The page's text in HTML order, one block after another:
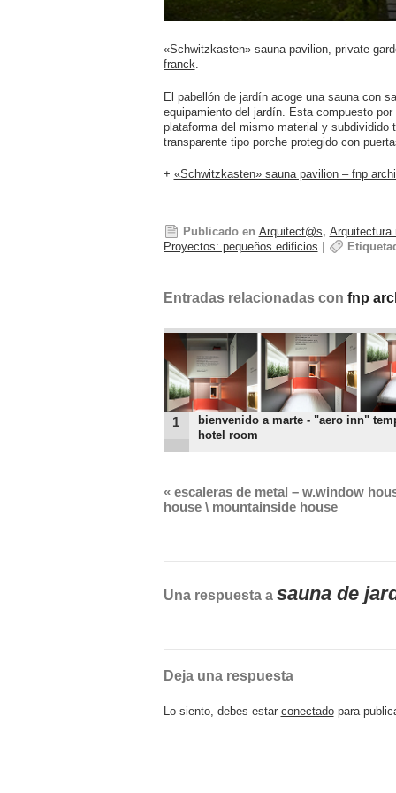
«Schwitzkasten» sauna pavilion, private
franck.
El pabellón de jardín acoge una sauna con
equipamiento del jardín. Esta compuesto
plataforma del mismo material y
transparente tipo porche protegido con
+ «Schwitzkasten» sauna pavilion – fnp
Publicado en Arquitect@s, Arquitectura
Proyectos: pequeños edificios |
Entradas relacionadas con fnp
1
bienvenido a marte - "aero inn"
hotel room
«escaleras de metal – w.window
house \ mountainside house
Una respuesta a sauna de
Deja una respuesta
Lo siento, debes estar conectadopara